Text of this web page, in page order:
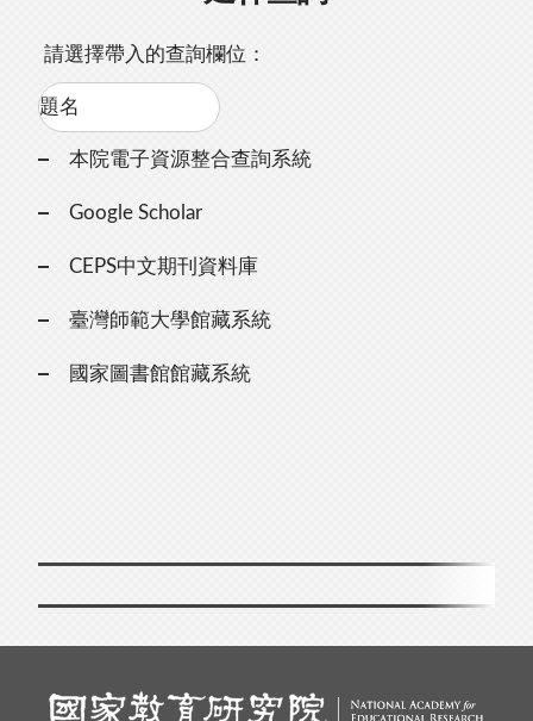
請選擇帶入的查詢欄位：
本院電子資源整合查詢系統
Google Scholar
CEPS中文期刊資料庫
臺灣師範大學館藏系統
國家圖書館館藏系統